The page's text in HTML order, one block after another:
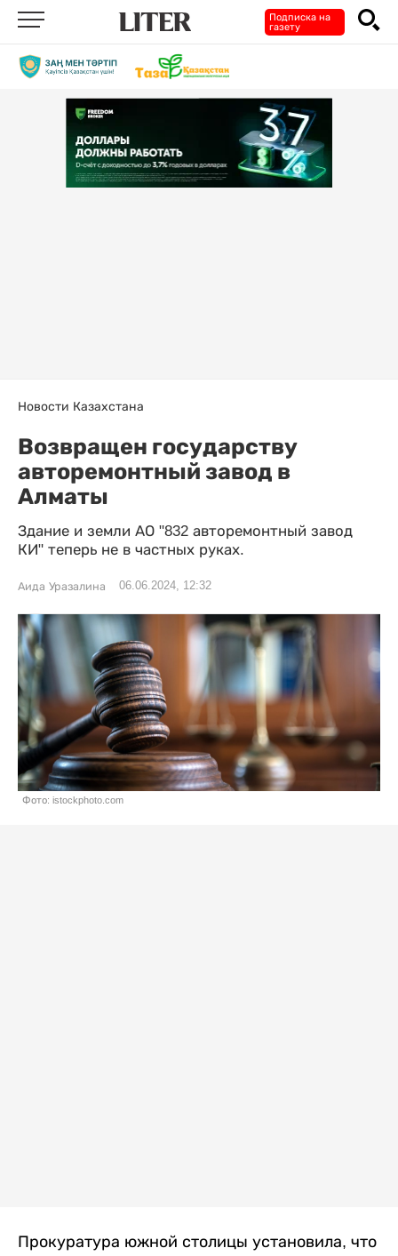
Подписка на
газету
Новости Казахстана
Возвращен государству
авторемонтный завод в
Алматы
Здание и земли АО "832 авторемонтный завод
КИ" теперь не в частных руках.
Аида Уразалина 06.06.2024, 12:32
Фото: istockphoto.com
Прокуратура южной столицы установила, что